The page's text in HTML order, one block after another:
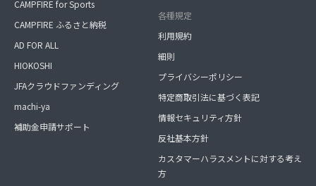
CAMPFIRE for Sports
CAMPFIRE ふるさと納税
AD FOR ALL
HIOKOSHI
JFAクラウドファンディング
machi-ya
補助金申請サポート
各種規定
利用規約
細則
プライバシーポリシー
特定商取引法に基づく表記
情報セキュリティ方針
反社基本方針
カスタマーハラスメントに対する考え
方